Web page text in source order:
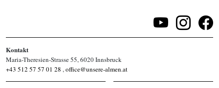
Kontakt
Maria-Theresien-Strasse 55, 6020 Innsbruck
+43 512 57 57 01 28 ,office@unsere-almen.at